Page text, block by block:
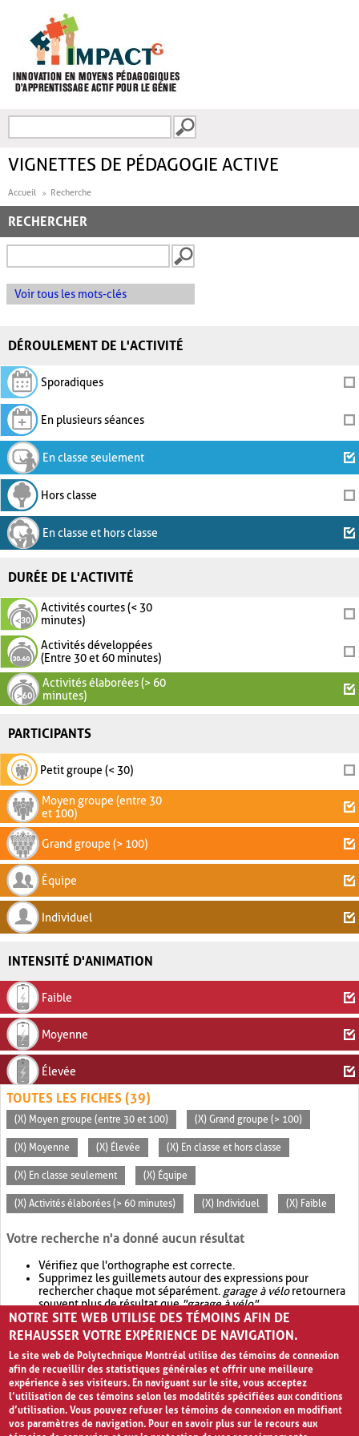
FORMULAIRE DE
VIGNETTES DE PÉDAGOGIE ACTIVE
Accueil Recherche
RECHERCHER
Voir tous les mots-clés
DÉROULEMENT DE L'ACTIVITÉ
Sporadiques
En plusieurs séances
En classe seulement
Hors classe
En classe et hors classe
DURÉE DE L'ACTIVITÉ
Activités courtes (< 30
minutes)
Activités développées
(Entre 30 et 60 minutes)
Activités élaborées (> 60
minutes)
PARTICIPANTS
Petit groupe (< 30)
Moyen groupe (entre 30
et 100)
Grand groupe (> 100)
Équipe
Individuel
INTENSITÉ D'ANIMATION
Faible
Moyenne
Élevée
TOUTES LES FICHES (39)
(X) Moyen groupe (entre 30 et 100) (X) Grand groupe (> 100)
(X) Moyenne (X) Élevée (X) En classe et hors classe
(X) En classe seulement (X) Équipe
(X) Activités élaborées (> 60 minutes) (X) Individuel (X) Faible
Votre recherche n'a donné aucun résultat
Vérifiez que l'orthographe est correcte.
Supprimez les guillemets autour des expressions pour
rechercher chaque mot séparément. garage à véloretournera
souvent plus de résultat que"garage à vélo".
Envisagez d'élargir votre recherche avec OR.garage OR vélo
retournera souvent plus de résultat quegarage à vélo
NOTRE SITE WEB UTILISE DES TÉMOINS AFIN DE
REHAUSSER VOTRE EXPÉRIENCE DE NAVIGATION.
Le site web de Polytechnique Montréal utilise des témoins de connexion
afin de recueillir des statistiques générales et offrir une meilleure
expérience à ses visiteurs. En naviguant sur le site, vous acceptez
l’utilisation de ces témoins selon les modalités spécifiées aux conditions
d’utilisation. Vous pouvez refuser les témoins de connexion en modifiant
vos paramètres de navigation. Pour en savoir plus sur le recours aux